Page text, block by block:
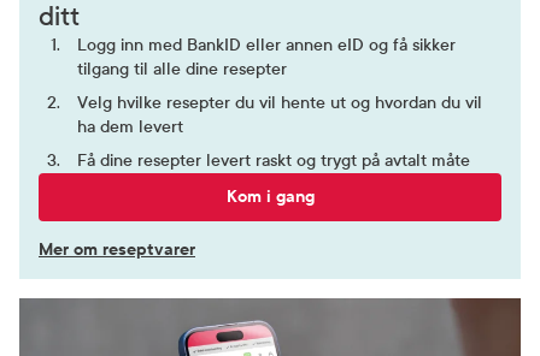
ditt
Logg inn med BankID eller annen eID og få sikker
tilgang til alle dine resepter
Velg hvilke resepter du vil hente ut og hvordan du vil
ha dem levert
Få dine resepter levert raskt og trygt på avtalt måte
Kom i gang
Mer om reseptvarer